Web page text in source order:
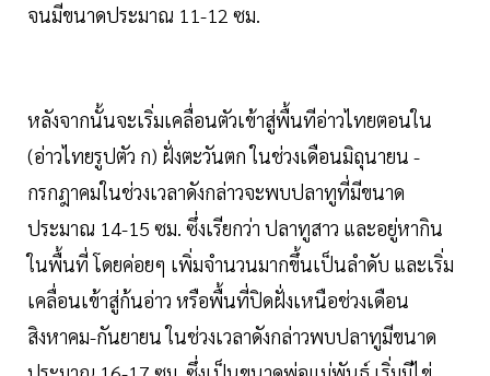
จนมีขนาดประมาณ 11-12 ซม.
หลังจากนั้นจะเริ่มเคลื่อนตัวเข้าสู่พื้นทีอ่าวไทยตอนใน
(อ่าวไทยรูปตัว ก) ฝั่งตะวันตก ในช่วงเดือนมิถุนายน -
กรกฎาคมในช่วงเวลาดังกล่าวจะพบปลาทูที่มีขนาด
ประมาณ 14-15 ซม. ซึ่งเรียกว่า ปลาทูสาว และอยู่หากิน
ในพื้นที่ โดยค่อยๆ เพิ่มจำนวนมากขึ้นเป็นลำดับ และเริ่ม
เคลื่อนเข้าสู่ก้นอ่าว หรือพื้นที่ปิดฝั่งเหนือช่วงเดือน
สิงหาคม-กันยายน ในช่วงเวลาดังกล่าวพบปลาทูมีขนาด